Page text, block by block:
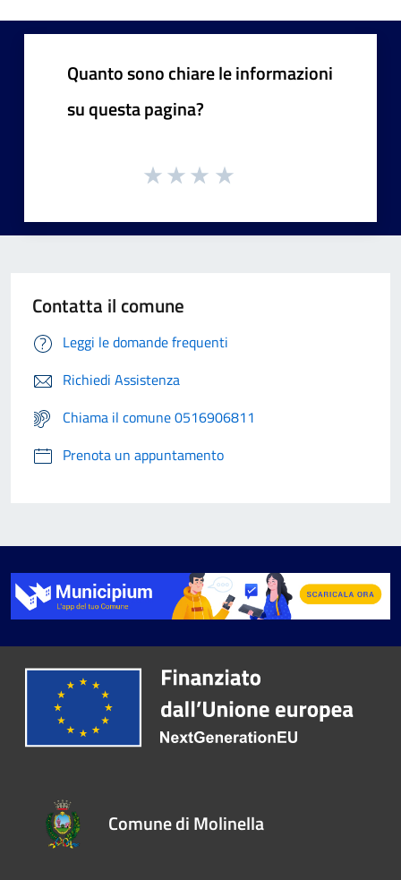
Quanto sono chiare le informazioni
su questa pagina?
Contatta il comune
Leggi le domande frequenti
Richiedi Assistenza
Chiama il comune 0516906811
Prenota un appuntamento
Comune di Molinella